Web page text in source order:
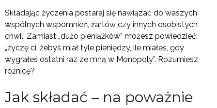
Składając życzenia postaraj się nawiązać do waszych
wspólnych wspomnień, żartów czy innych osobistych
chwil. Zamiast „dużo pieniążków” możesz powiedzieć:
„życzę ci, żebyś miał tyle pieniędzy, ile miałeś, gdy
wygrałeś ostatni raz ze mną w Monopoly”. Rozumiesz
różnicę?
Jak składać – na poważnie